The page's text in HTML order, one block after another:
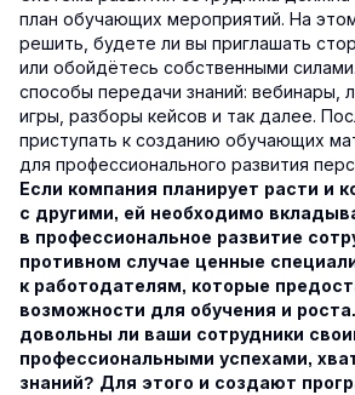
план обучающих мероприятий. На
решить, будете ли вы приглашать
или обойдётесь собственными
способы передачи знаний: вебинары,
игры, разборы кейсов и так далее.
приступать к созданию обучающих
для профессионального развития
Если компания планирует расти и
с другими, ей необходимо
в профессиональное развитие
противном случае ценные
к работодателям, которые
возможности для обучения и
довольны ли ваши сотрудники
профессиональными успехами,
знаний? Для этого и создают